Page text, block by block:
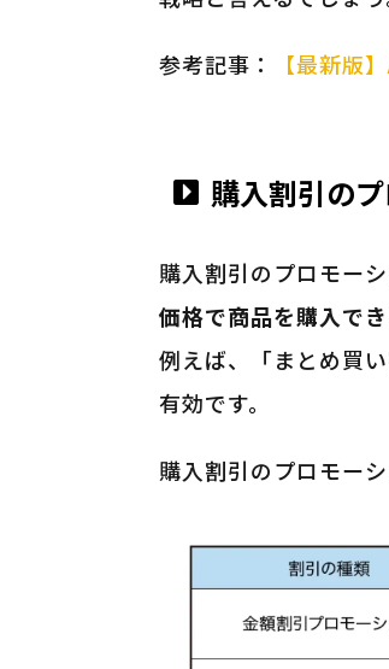
参考記事： 【最新版
購入割引の
購入割引のプロモーシ
価格で商品を購入で
例えば、「まとめ買
有効です。
購入割引のプロモー